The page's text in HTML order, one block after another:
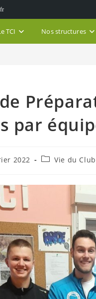
TCI Nos structures
par
2022
PostVie du Club